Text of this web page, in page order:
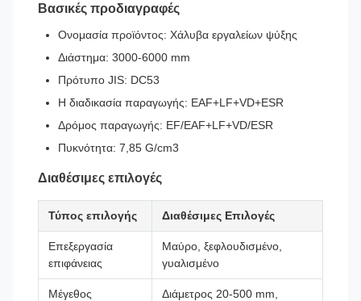
Βασικές προδιαγραφές
Ονομασία προϊόντος: Χάλυβα εργαλείων ψύξης
Διάστημα: 3000-6000 mm
Πρότυπο JIS: DC53
Η διαδικασία παραγωγής: EAF+LF+VD+ESR
Δρόμος παραγωγής: EF/EAF+LF+VD/ESR
Πυκνότητα: 7,85 G/cm3
Διαθέσιμες επιλογές
Τύπος επιλογής Διαθέσιμες Επιλογές
Επεξεργασία
επιφάνειας
Μαύρο, ξεφλουδισμένο,
γυαλισμένο
Μέγεθος
Διάμετρος 20-500 mm,